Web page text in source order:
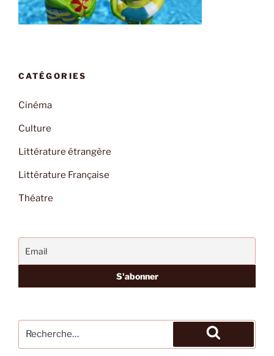
CATÉGORIES
Cinéma
Culture
Littérature étrangère
Littérature Française
Théatre
pour
Recherche